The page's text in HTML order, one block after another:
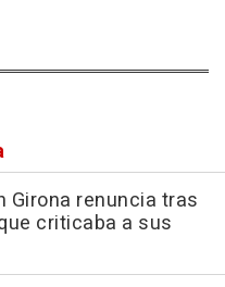
Girona renuncia tras
criticaba a sus